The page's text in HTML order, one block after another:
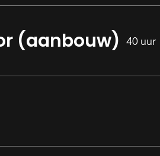
(aanbouw) 40 uur